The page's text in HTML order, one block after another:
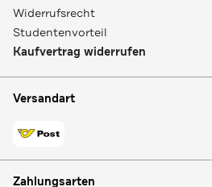
Widerrufsrecht
Studentenvorteil
Kaufvertrag widerrufen
Versandart
Zahlungsarten